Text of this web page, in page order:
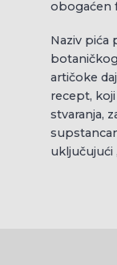
obogaćen
Naziv pića
artičoke
recept,
stvaranja,
uključujući